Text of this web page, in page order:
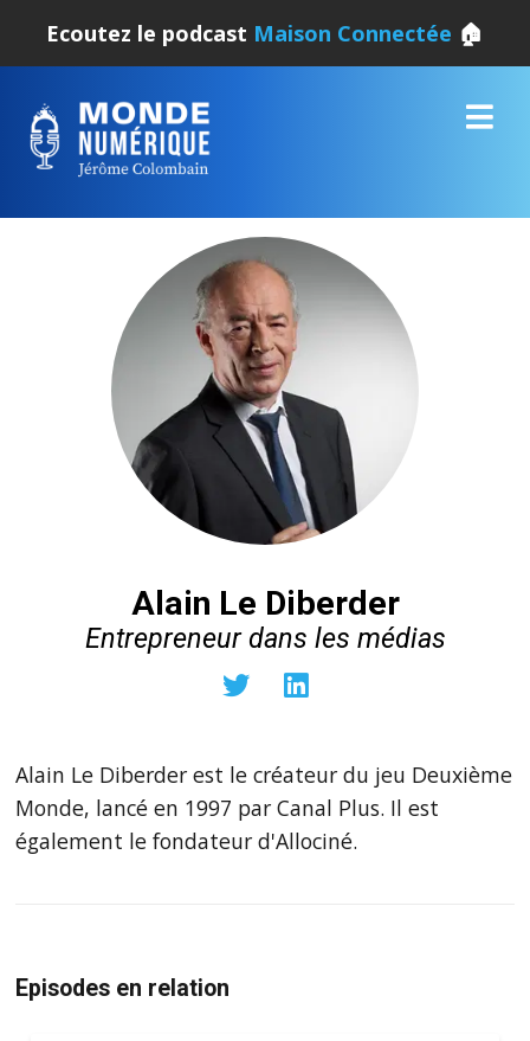
Ecoutez le podcast Maison Connectée 🏠
Alain Le Diberder
Entrepreneur dans les médias
Alain Le Diberder est le créateur du jeu Deuxième
Monde, lancé en 1997 par Canal Plus. Il est
également le fondateur d'Allociné.
Episodes en relation